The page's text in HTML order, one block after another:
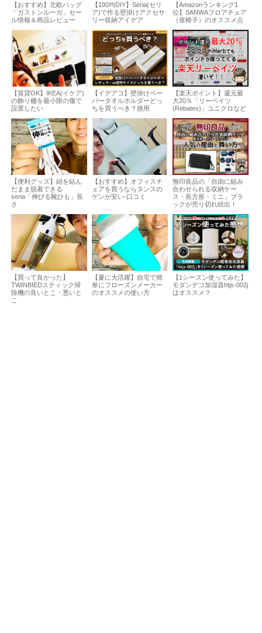
【おすすめ】北欧バッグ
「ガストンルーガ」セー
ル情報＆商品レビュー
【100均DIY】Seria(セリ
ア)で作る壁掛けアクセサ
リー収納アイデア
【Amazonランキング1
位】SANWAフロアチェア
（座椅子）のオススメ点
【賃貸OK】IKEA(イケア)
の飾り棚を最小限の傷で
設置したい
【イデアコ】壁掛けペー
パータオルホルダーどっ
ちを買うべき？徳用
【楽天ポイント】還元最
大20％「リーベイツ
(Rebates)」ユニクロなど
【便利グッズ】紐を結ん
だまま脱着できる
seria「伸びる靴ひも」長
さ
【おすすめ】オフィスチ
ェアを買うならタンスの
ゲンが安い-口コミ
無印良品の「自由に組み
合わせられる収納ケー
ス・長方形・ミニ」ブラ
ックが売り切れ続出！
【買って良かった】
TWINBIEDスティック掃
除機の良いとこ・悪いと
こ
【夏に大活躍】自宅で簡
単にフローズンメーカー
のオススメの使い方
【1シーズン使ってみた】
モダンデコ加湿器htjs-002j
はオススメ？